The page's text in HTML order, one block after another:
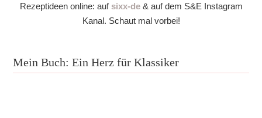
Rezeptideen online: auf sixx-de& auf dem S&E Instagram
Kanal. Schaut mal vorbei!
Mein Buch: Ein Herz für Klassiker